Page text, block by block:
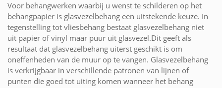
Voor behangwerken waarbij u wenst te schilderen op het
behangpapier is glasvezelbehang een uitstekende keuze. In
tegenstelling tot vliesbehang bestaat glasvezelbehang niet
uit papier of vinyl maar puur uit glasvezel.Dit geeft als
resultaat dat glasvezelbehang uiterst geschikt is om
oneffenheden van de muur op te vangen. Glasvezelbehang
is verkrijgbaar in verschillende patronen van lijnen of
punten die goed tot uiting komen wanneer het behang